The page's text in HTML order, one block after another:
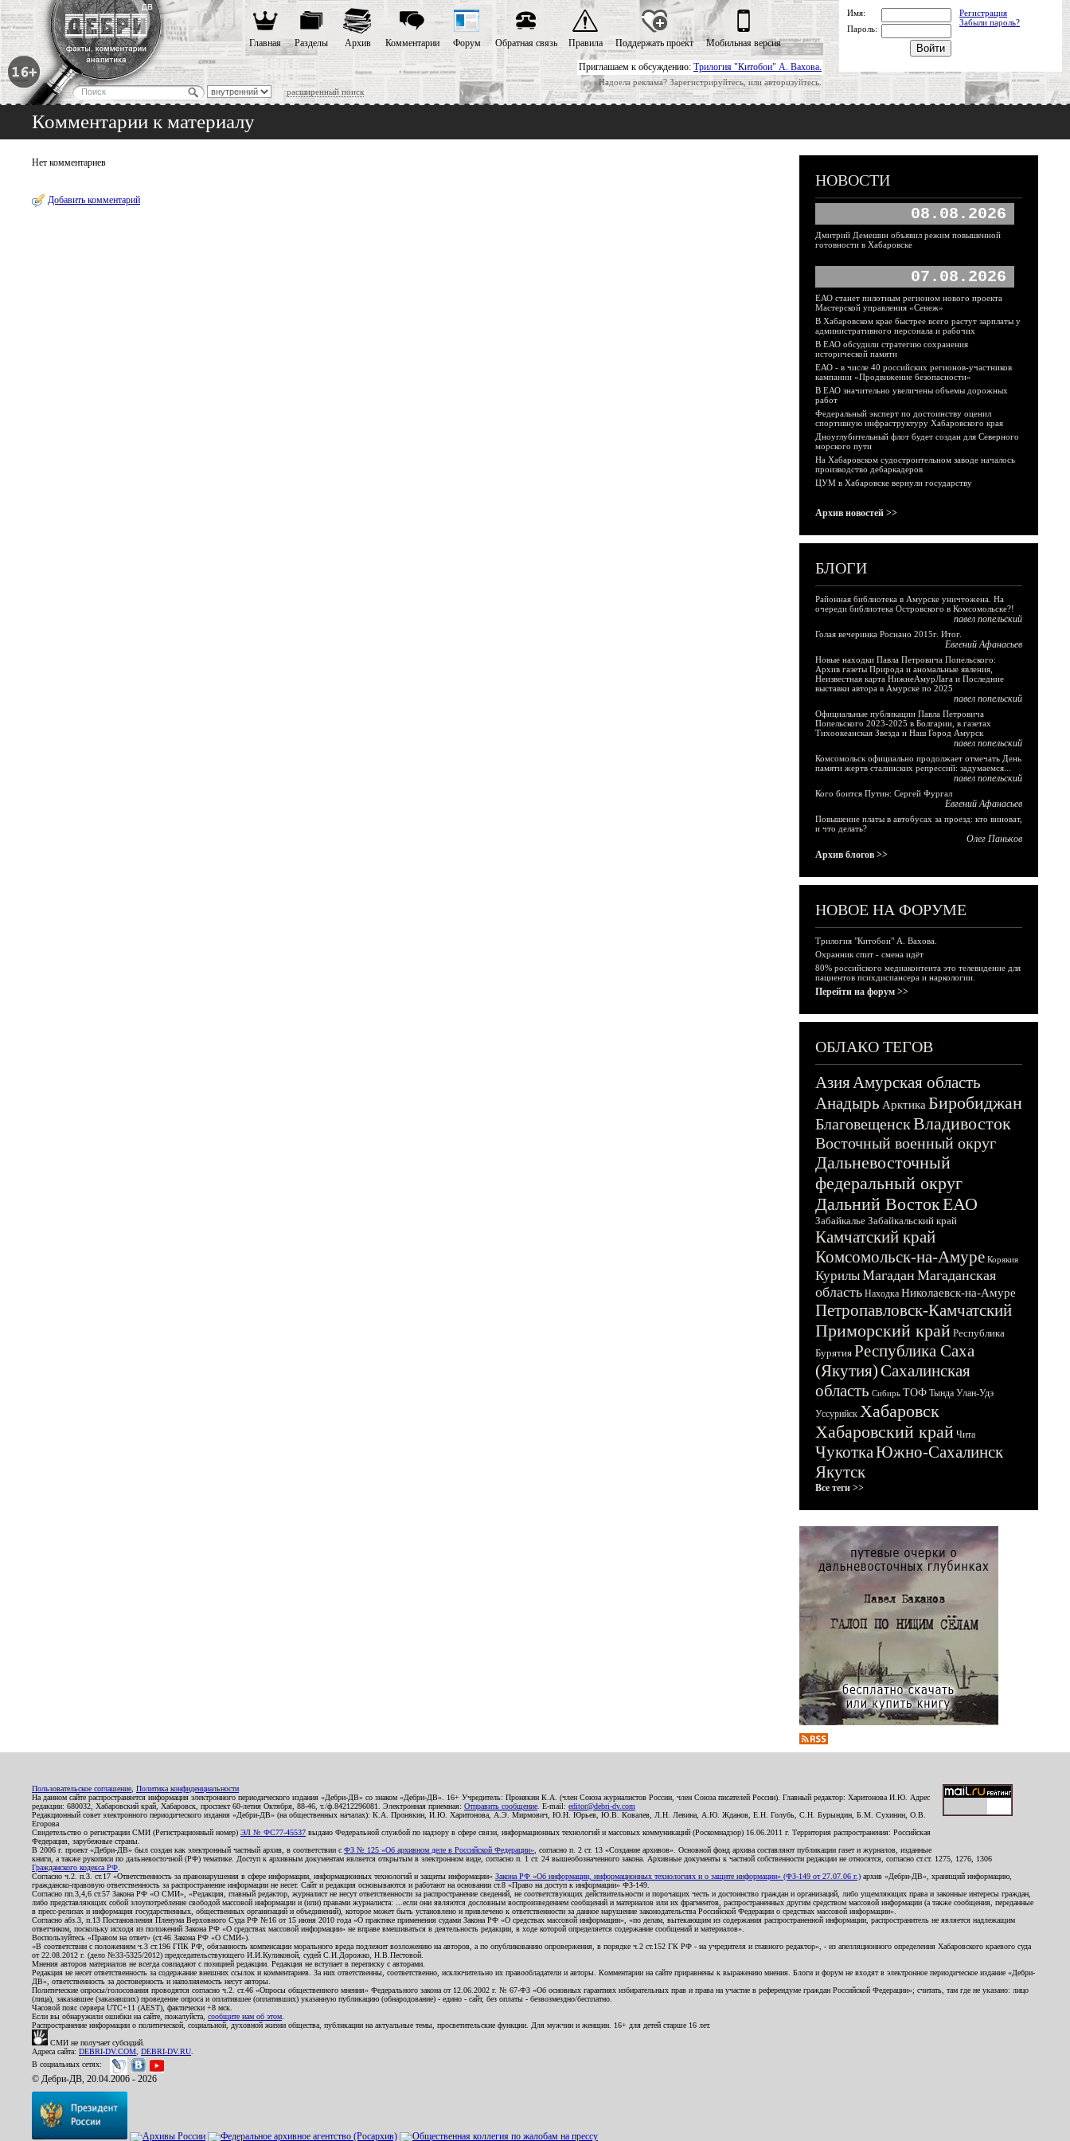
Приглашаем к обсуждению: Трилогия "Китобои" А. Вахова.
Надоела реклама? Зарегистрируйтесь, или авторизуйтесь.
расширенный поиск
Главная Разделы Архив Комментарии Форум Обратная связь Правила Поддержать проект Мобильная версия
Имя:
Регистрация
Забыли пароль?
Пароль:
Комментарии к материалу
Нет комментариев
Добавить комментарий
НОВОСТИ
08.08.2026
Дмитрий Демешин объявил режим повышенной
готовности в Хабаровске
07.08.2026
ЕАО станет пилотным регионом нового проекта
Мастерской управления «Сенеж»
В Хабаровском крае быстрее всего растут зарплаты у
административного персонала и рабочих
В ЕАО обсудили стратегию сохранения
исторической памяти
ЕАО - в числе 40 российских регионов-участников
кампании «Продвижение безопасности»
В ЕАО значительно увеличены объемы дорожных
работ
Федеральный эксперт по достоинству оценил
спортивную инфраструктуру Хабаровского края
Дноуглубительный флот будет создан для Северного
морского пути
На Хабаровском судостроительном заводе началось
производство дебаркадеров
ЦУМ в Хабаровске вернули государству
Архив новостей >>
БЛОГИ
Районная библиотека в Амурске уничтожена. На
очереди библиотека Островского в Комсомольске?!
павел попельский
Голая вечеринка Роснано 2015г. Итог.
Евгений Афанасьев
Новые находки Павла Петровича Попельского:
Архив газеты Природа и аномальные явления,
Неизвестная карта НижнеАмурЛага и Последние
выставки автора в Амурске по 2025
павел попельский
Официальные публикации Павла Петровича
Попельского 2023-2025 в Болгарии, в газетах
Тихоокеанская Звезда и Наш Город Амурск
павел попельский
Комсомольск официально продолжает отмечать День
памяти жертв сталинских репрессий: задумаемся...
павел попельский
Кого боится Путин: Сергей Фургал
Евгений Афанасьев
Повышение платы в автобусах за проезд: кто виноват,
и что делать?
Олег Паньков
Архив блогов >>
НОВОЕ НА ФОРУМЕ
Трилогия "Китобои" А. Вахова.
Охранник спит - смена идёт
80% российского медиаконтента это телевидение для
пациентов психдиспансера и наркологии.
Перейти на форум >>
ОБЛАКО ТЕГОВ
АзияАмурская область
Анадырь Арктика Биробиджан
БлаговещенскВладивосток
Восточный военный округ
Дальневосточный
федеральный округ
Дальний ВостокЕАО
Забайкалье Забайкальский край
Камчатский край
Комсомольск-на-Амуре Корякия
КурилыМагадан Магаданская
область Находка Николаевск-на-Амуре
Петропавловск-Камчатский
Приморский край Республика
Бурятия Республика Саха
(Якутия)Сахалинская
область Сибирь ТОФ Тында Улан-Удэ
Уссурийск Хабаровск
Хабаровский край Чита
ЧукоткаЮжно-Сахалинск
Якутск
Все теги >>
Пользовательское соглашение Политика конфиденциальности
На данном сайте распространяется информация электронного периодического издания «Дебри-ДВ» со знаком «Дебри-ДВ». 16+ Учредитель: Пронякин К.А. (член Союза журналистов России, член Союза писателей России). Главный редактор: Харитонова И.Ю. Адрес
редакции: 680032, Хабаровский край, Хабаровск, проспект 60-летия Октября, 88-46, т./ф.84212296081. Электронная приемная: Отправить сообщение . E-mail: editor@debri-dv.com
Редакционный совет электронного периодического издания «Дебри-ДВ» (на общественных началах): К.А. Пронякин, И.Ю. Харитонова, А.Э. Мирмович, Ю.Н. Юрьев, Ю.В. Ковалев, Л.Н. Левина, А.Ю. Жданов, Е.Н. Голубь, С.Н. Бурындин, Б.М. Сухинин, О.В.
Егорова
Свидетельство о регистрации СМИ (Регистрационный номер) ЭЛ № ФС77-45537 выдано Федеральной службой по надзору в сфере связи, информационных технологий и массовых коммуникаций (Роскомнадзор) 16.06.2011 г. Территория распространения: Российская
Федерация, зарубежные страны.
В 2006 г. проект «Дебри-ДВ» был создан как электронный частный архив, в соответствии с ФЗ № 125 «Об архивном деле в Российской Федерации» , согласно п. 2 ст. 13 «Создание архивов». Основной фонд архива составляют публикации газет и журналов, изданные
книги, а также рукописи по дальневосточной (РФ) тематике. Доступ к архивным документам является открытым в электронном виде, согласно п. 1 ст. 24 вышеобозначенного закона. Архивные документы к частной собственности редакции не относятся, согласно ст.ст. 1275, 1276, 1306
Гражданского кодекса РФ
Согласно ч.2. п.3. ст.17 «Ответственность за правонарушения в сфере информации, информационных технологий и защиты информации» Закона РФ «Об информации, информационных технологиях и о защите информации» (ФЗ-149 от 27.07.06 г.) архив «Дебри-ДВ», хранящий информацию,
гражданско-правовую ответственность за распространение информации не несет. Сайт и редакция основываются и работают на основании ст.8 «Право на доступ к информации» ФЗ-149.
Согласно пп.3,4,6 ст.57 Закона РФ «О СМИ», «Редакция, главный редактор, журналист не несут ответственности за распространение сведений, не соответствующих действительности и порочащих честь и достоинство граждан и организаций, либо ущемляющих права и законные интересы граждан,
либо представляющих собой злоупотребление свободой массовой информации и (или) правами журналиста: ...если они являются дословным воспроизведением сообщений и материалов или их фрагментов, распространенных другим средством массовой информации (а также сообщения, переданные
в пресс-релизах и информация государственных, общественных организаций и объединений), которое может быть установлено и привлечено к ответственности за данное нарушение законодательства Российской Федерации о средствах массовой информации».
Согласно абз.3, п.13 Постановления Пленума Верховного Суда РФ №16 от 15 июня 2010 года «О практике применения судами Закона РФ «О средствах массовой информации», «по делам, вытекающим из содержания распространенной информации, распространитель не является надлежащим
ответчиком, поскольку исходя из положений Закона РФ «О средствах массовой информации» не вправе вмешиваться в деятельность редакции, в ходе которой определяется содержание сообщений и материалов».
Воспользуйтесь «Правом на ответ» (ст.46 Закона РФ «О СМИ»).
«В соответствии с положением ч.3 ст.196 ГПК РФ, обязанность компенсации морального вреда подлежит возложению на авторов, а по опубликованию опровержения, в порядке ч.2 ст.152 ГК РФ - на учредителя и главного редактор», - из апелляционного определения Хабаровского краевого суда
от 22.08.2012 г. (дело №33-5325/2012) председательствующего И.И.Куликовой, судей С.И.Дорожко, Н.В.Пестовой.
Мнения авторов материалов не всегда совпадают с позицией редакции. Редакция не вступает в переписку с авторами.
Редакция не несет ответственность за содержание внешних ссылок и комментариев. За них ответственны, соответственно, исключительно их правообладатели и авторы. Комментарии на сайте приравнены к выражению мнения. Блоги и форум не входят в электронное периодическое издание «Дебри-
ДВ», ответственность за достоверность и наполняемость несут авторы.
Политические опросы/голосования проводятся согласно ч.2. ст.46 «Опросы общественного мнения» Федерального закона от 12.06.2002 г. № 67-ФЗ «Об основных гарантиях избирательных прав и права на участие в референдуме граждан Российской Федерации»; считать, там где не указано: лицо
(лица), заказавшее (заказавших) проведение опроса и оплатившее (оплативших) указанную публикацию (обнародование) - едино - сайт, без оплаты - безвозмездно/бесплатно.
Часовой пояс сервера UTC+11 (AEST), фактически +8 мск.
Если вы обнаружили ошибки на сайте, пожалуйста, сообщите нам об этом
Распространение информации о политической, социальной, духовной жизни общества, публикации на актуальные темы, просветительские функции. Для мужчин и женщин. 16+ для детей старше 16 лет.
СМИ не получает субсидий.
Адреса сайта: DEBRI-DV.COM DEBRI-DV.RU
В социальных сетях:
© Дебри-ДВ, 20.04.2006 - 2026